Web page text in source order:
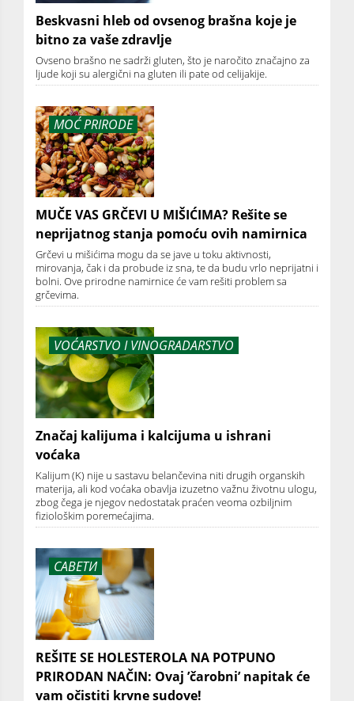
Beskvasni hleb od ovsenog brašna koje je
bitno za vaše zdravlje
Ovseno brašno ne sadrži gluten, što je naročito značajno za
ljude koji su alergični na gluten ili pate od celijakije.
MOĆ PRIRODE
MUČE VAS GRČEVI U MIŠIĆIMA? Rešite se
neprijatnog stanja pomoću ovih namirnica
Grčevi u mišićima mogu da se jave u toku aktivnosti,
mirovanja, čak i da probude iz sna, te da budu vrlo neprijatni i
bolni. Ove prirodne namirnice će vam rešiti problem sa
grčevima.
VOĆARSTVO I VINOGRADARSTVO
Značaj kalijuma i kalcijuma u ishrani
voćaka
Kalijum (K) nije u sastavu belančevina niti drugih organskih
materija, ali kod voćaka obavlja izuzetno važnu životnu ulogu,
zbog čega je njegov nedostatak praćen veoma ozbiljnim
fiziološkim poremećajima.
САВЕТИ
REŠITE SE HOLESTEROLA NA POTPUNO
PRIRODAN NAČIN: Ovaj ’čarobni’ napitak će
vam očistiti krvne sudove!